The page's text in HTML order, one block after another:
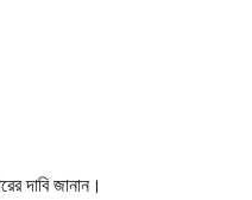
দাবি জানান।